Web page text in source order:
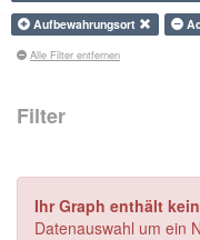
Aufbewahrungsort
Alle Filter entfernen
Filter
Ihr Graph enthält
Datenauswahl um ein